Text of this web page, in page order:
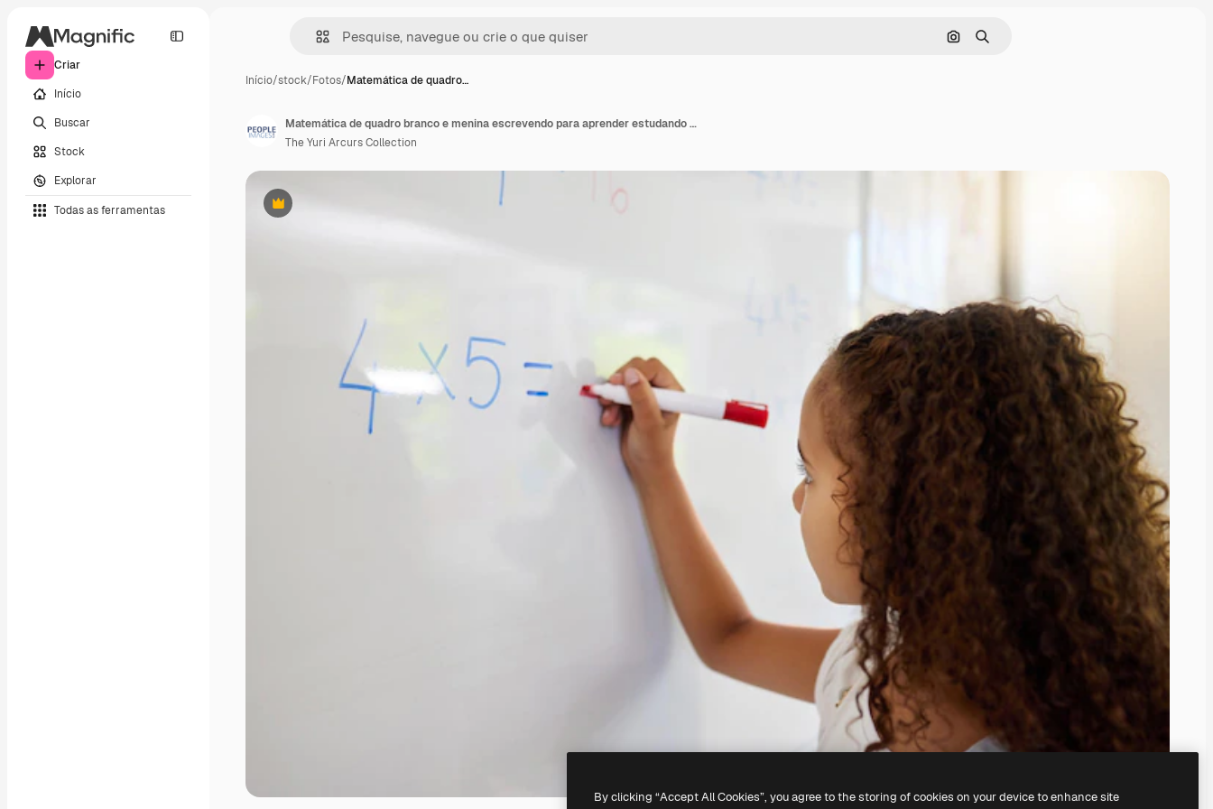
Criar
Início
Buscar
Stock
Explorar
Todas as ferramentas
Pesquisar por imagem
Buscar
Início/stock/Fotos/Matemática de quadro…
Premium
Matemática de quadro branco e menina escrevendo para aprender estudando e educação em sala de aula Matemática de desenvolvimento e criança ou aluno escrevem números de equações e multiplicação para conhecimento na pré-escola
The Yuri Arcurs Collection
By clicking “Accept All Cookies”, you agree to the storing of cookies on your device to enhance site